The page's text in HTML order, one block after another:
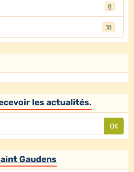
8
18
les actualités.
OK
Gaudens